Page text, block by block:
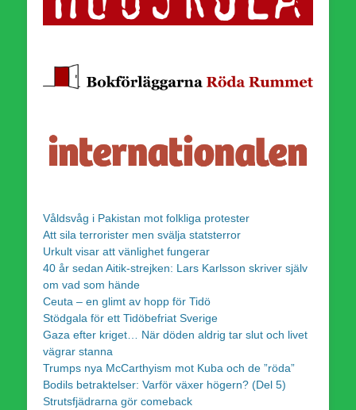
Våldsvåg i Pakistan mot folkliga protester
Att sila terrorister men svälja statsterror
Urkult visar att vänlighet fungerar
40 år sedan Aitik-strejken: Lars Karlsson skriver själv
om vad som hände
Ceuta – en glimt av hopp för Tidö
Stödgala för ett Tidöbefriat Sverige
Gaza efter kriget… När döden aldrig tar slut och livet
vägrar stanna
Trumps nya McCarthyism mot Kuba och de ”röda”
Bodils betraktelser: Varför växer högern? (Del 5)
Strutsfjädrarna gör comeback